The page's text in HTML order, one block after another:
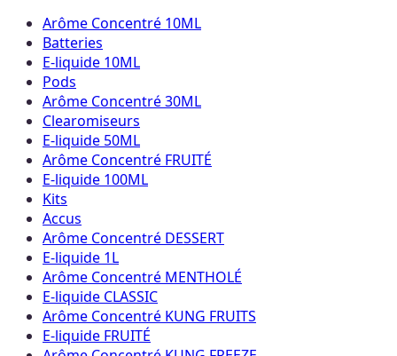
Arôme Concentré 10ML
Batteries
E-liquide 10ML
Pods
Arôme Concentré 30ML
Clearomiseurs
E-liquide 50ML
Arôme Concentré FRUITÉ
E-liquide 100ML
Kits
Accus
Arôme Concentré DESSERT
E-liquide 1L
Arôme Concentré MENTHOLÉ
E-liquide CLASSIC
Arôme Concentré KUNG FRUITS
E-liquide FRUITÉ